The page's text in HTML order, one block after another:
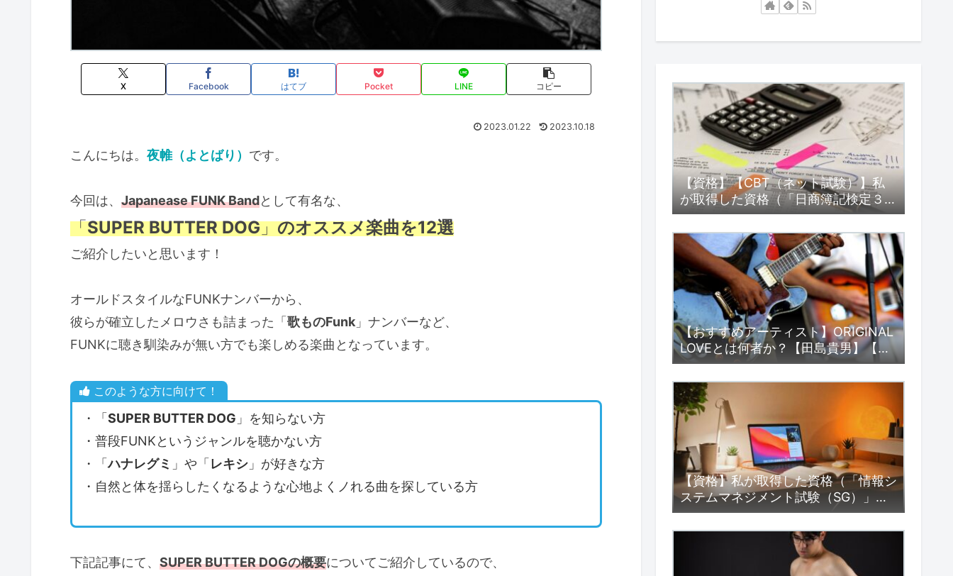
X Facebook はてブ Pocket LINE コピー
2023.01.22 2023.10.18
こんにちは。 夜帷（よとばり） です。
今回は、 Japanease FUNK Bandとして有名な、
「SUPER BUTTER DOG」のオススメ楽曲を12選
ご紹介したいと思います！
オールドスタイルなFUNKナンバーから、
彼らが確立したメロウさも詰まった「 歌ものFunk 」ナンバーなど、
FUNKに聴き馴染みが無い方でも楽しめる楽曲となっています。
このような方に向けて！
・「SUPER BUTTER DOG 」を知らない方
・普段FUNKというジャンルを聴かない方
・「ハナレグミ 」や「 レキシ 」が好きな方
・自然と体を揺らしたくなるような心地よくノれる曲を探している方
下記記事にて、 SUPER BUTTER DOGの概要についてご紹介しているので、
【資格】【CBT（ネット試験）】私
が取得した資格（「日商簿記検定３級
（日商簿記３級）」編）
【おすすめアーティスト】ORIGINAL
LOVEとは何者か？【田島貴男】【渋
谷系】
【資格】私が取得した資格（「情報シ
ステムマネジメント試験（SG）」
編）